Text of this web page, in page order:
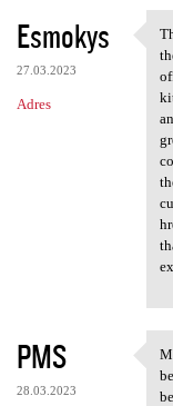
Esmokys
27.03.2023
Adres
PMS
28.03.2023